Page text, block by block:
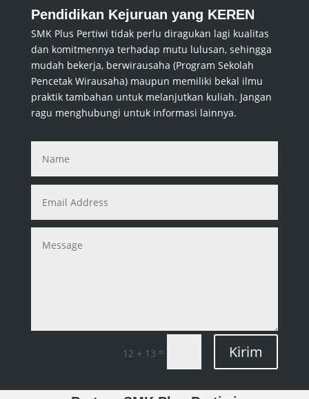
Pendidikan Kejuruan yang KEREN
SMK Plus Pertiwi tidak perlu diragukan lagi kualitas
dan komitmennya terhadap mutu lulusan, sehingga
mudah bekerja, berwirausaha (Program Sekolah
Pencetak Wirausaha) maupun memiliki bekal ilmu
praktik tambahan untuk melanjutkan kuliah. Jangan
ragu menghubungi untuk informasi lainnya.
12 + 13 = Kirim